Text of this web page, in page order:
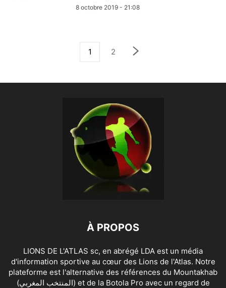
8 octobre 2019 - 21:08
1 2
À PROPOS
LIONS DE L'ATLAS sc, en abrégé LDA est un média
d'information sportive au cœur des Lions de l'Atlas. Notre
plateforme est l'alternative des références du Mountakhab
(المنتخب المغربي) et de la Botola Pro avec un regard de